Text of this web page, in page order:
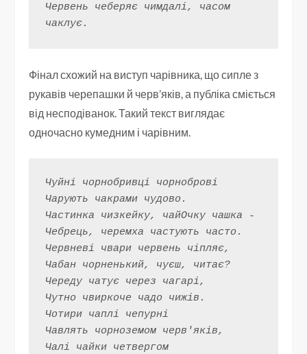
Червень чеберяє чимдалі, часом
чаклує.
Фінал схожий на виступ чарівника, що сипле з
рукавів черепашки й черв’яків, а публіка сміється
від несподіванок. Такий текст виглядає
одночасно кумедним і чарівним.
Чуйні чорнобривці чорноброві
Чарують чакрами чудово.
Частинка чизкейку, чайОчку чашка -
Чебрець, черемха частують часто.
Червневі чвари червень чіпляє,
Чабан чорненький, чуєш, читає?
Череду чатує через чагарі,
Чутно чвиркоче чадо чижів.
Чотири чаплі чепурні
Чавлять чорноземом черв'яків,
Чалі чайки четвергом